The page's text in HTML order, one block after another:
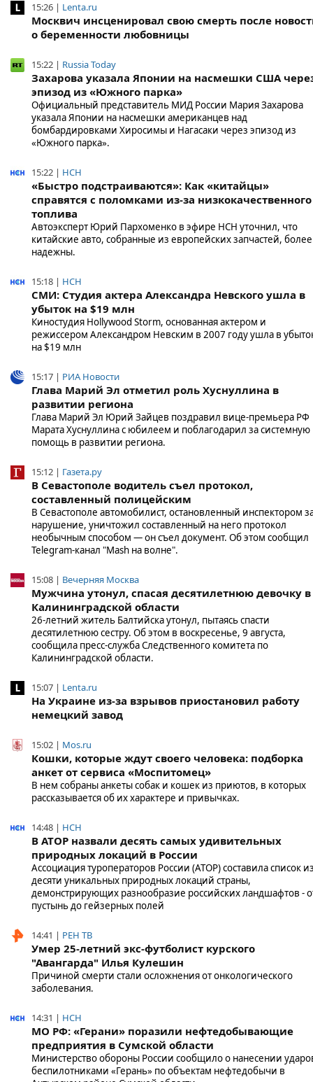
15:26 | Lenta.ru
Москвич инсценировал свою смерть после
о беременности любовницы
15:22 | Russia Today
Захарова указала Японии на насмешки США
эпизод из «Южного парка»
Официальный представитель МИД России Мария Захарова
указала Японии на насмешки американцев над
бомбардировками Хиросимы и Нагасаки через эпизод из
«Южного парка».
15:22 | НСН
«Быстро подстраиваются»: Как «китайцы»
справятся с поломками из-за низкокачественного
топлива
Автоэксперт Юрий Пархоменко в эфире НСН уточнил, что
китайские авто, собранные из европейских запчастей, более
надежны.
15:18 | НСН
СМИ: Студия актера Александра Невского ушла в
убыток на $19 млн
Киностудия Hollywood Storm, основанная актером и
режиссером Александром Невским в 2007 году ушла в
на $19 млн
15:17 | РИА Новости
Глава Марий Эл отметил роль Хуснуллина в
развитии региона
Глава Марий Эл Юрий Зайцев поздравил вице-премьера РФ
Марата Хуснуллина с юбилеем и поблагодарил за системную
помощь в развитии региона.
15:12 | Газета.ру
В Севастополе водитель съел протокол,
составленный полицейским
В Севастополе автомобилист, остановленный инспектором
нарушение, уничтожил составленный на него протокол
необычным способом — он съел документ. Об этом сообщил
Telegram-канал "Mash на волне".
15:08 | Вечерняя Москва
Мужчина утонул, спасая десятилетнюю девочку в
Калининградской области
26-летний житель Балтийска утонул, пытаясь спасти
десятилетнюю сестру. Об этом в воскресенье, 9 августа,
сообщила пресс-служба Следственного комитета по
Калининградской области.
15:07 | Lenta.ru
На Украине из-за взрывов приостановил работу
немецкий завод
15:02 | Mos.ru
Кошки, которые ждут своего человека: подборка
анкет от сервиса «Моспитомец»
В нем собраны анкеты собак и кошек из приютов, в которых
рассказывается об их характере и привычках.
14:48 | НСН
В АТОР назвали десять самых удивительных
природных локаций в России
Ассоциация туроператоров России (АТОР) составила список
десяти уникальных природных локаций страны,
демонстрирующих разнообразие российских ландшафтов -
пустынь до гейзерных полей
14:41 | РЕН ТВ
Умер 25-летний экс-футболист курского
"Авангарда" Илья Кулешин
Причиной смерти стали осложнения от онкологического
заболевания.
14:31 | НСН
МО РФ: «Герани» поразили нефтедобывающие
предприятия в Сумской области
Министерство обороны России сообщило о нанесении
беспилотниками «Герань» по объектам нефтедобычи в